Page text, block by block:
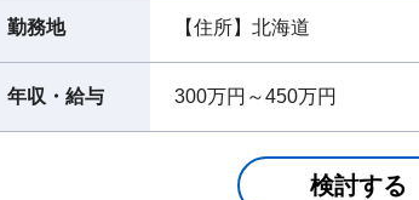
勤務地 【住所】北海道
年収・給与 300万円～450万円
検討する